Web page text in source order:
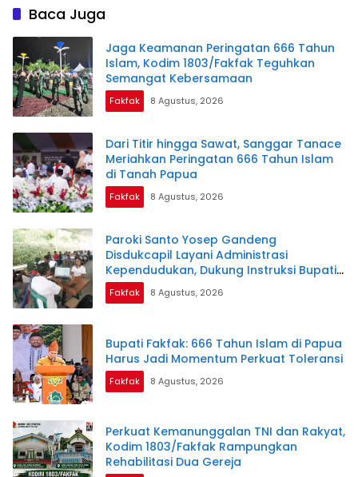
Islam di Tanah Papua
Baca Juga
Jaga Keamanan Peringatan 666 Tahun
Islam, Kodim 1803/Fakfak Teguhkan
Semangat Kebersamaan
Fakfak 8 Agustus, 2026
Dari Titir hingga Sawat, Sanggar Tanace
Meriahkan Peringatan 666 Tahun Islam
di Tanah Papua
Fakfak 8 Agustus, 2026
Paroki Santo Yosep Gandeng
Disdukcapil Layani Administrasi
Kependudukan, Dukung Instruksi Bupati
Samaun Dahlan
Fakfak 8 Agustus, 2026
Bupati Fakfak: 666 Tahun Islam di Papua
Harus Jadi Momentum Perkuat Toleransi
Fakfak 8 Agustus, 2026
Perkuat Kemanunggalan TNI dan Rakyat,
Kodim 1803/Fakfak Rampungkan
Rehabilitasi Dua Gereja